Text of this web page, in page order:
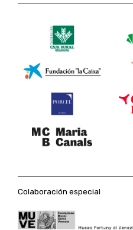
Colaboración especial